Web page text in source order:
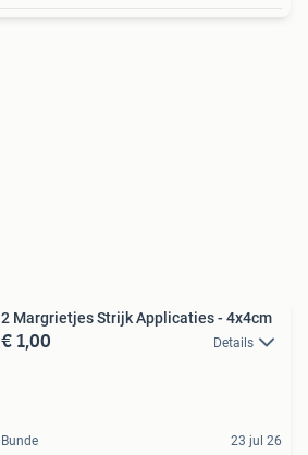
2 Margrietjes Strijk Applicaties - 4x4cm
€ 1,00 Details
Bunde 23 jul 26